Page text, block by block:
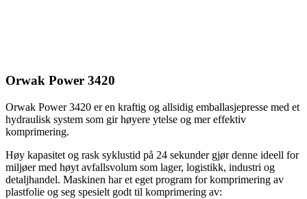
Orwak Power 3420
Orwak Power 3420 er en kraftig og allsidig emballasjepresse med et
hydraulisk system som gir høyere ytelse og mer effektiv
komprimering.
Høy kapasitet og rask syklustid på 24 sekunder gjør denne ideell for
miljøer med høyt avfallsvolum som lager, logistikk, industri og
detaljhandel. Maskinen har et eget program for komprimering av
plastfolie og seg spesielt godt til komprimering av: